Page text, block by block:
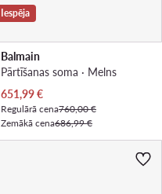
Iespēja
Balmain
Pārtīšanas soma · Melns
Pašreizējā cena
651,99€
Regulārā cena760,00 €
Zemākā cena686,99 €